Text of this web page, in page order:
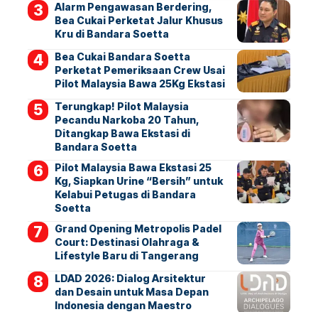
Alarm Pengawasan Berdering,
Bea Cukai Perketat Jalur Khusus
Kru di Bandara Soetta
Bea Cukai Bandara Soetta
Perketat Pemeriksaan Crew Usai
Pilot Malaysia Bawa 25Kg Ekstasi
Terungkap! Pilot Malaysia
Pecandu Narkoba 20 Tahun,
Ditangkap Bawa Ekstasi di
Bandara Soetta
Pilot Malaysia Bawa Ekstasi 25
Kg, Siapkan Urine “Bersih” untuk
Kelabui Petugas di Bandara
Soetta
Grand Opening Metropolis Padel
Court: Destinasi Olahraga &
Lifestyle Baru di Tangerang
LDAD 2026: Dialog Arsitektur
dan Desain untuk Masa Depan
Indonesia dengan Maestro